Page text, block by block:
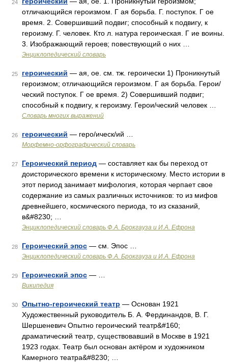
24
отличающийся героизмом. Г ая борьба. Г. поступок. Г ое
время. 2. Совершивший подвиг; способный к подвигу, к
героизму. Г. человек. Кто л. натура героическая. Г ие воины.
3. Изображающий героев; повествующий о них …
Энциклопедический словарь
25 героический — ая, ое. см. тж. героически 1) Проникнутый
героизмом; отличающийся героизмом. Г ая борьба. Герои/
ческий поступок. Г ое время. 2) Совершивший подвиг;
способный к подвигу, к героизму. Герои/ческий человек …
Словарь многих выражений
26 героический — геро/ическ/ий …
Морфемно-орфографический словарь
27 Героический период — составляет как бы переход от
доисторического времени к историческому. Место истории в
этот период занимает мифология, которая черпает свое
содержание из самых различных источников: то из мифов
древнейшего, космического периода, то из сказаний,
в&#8230; …
Энциклопедический словарь Ф.А. Брокгауза и И.А. Ефрона
28 Героический эпос — см. Эпос …
Энциклопедический словарь Ф.А. Брокгауза и И.А. Ефрона
29 Героический эпос — …
Википедия
30 Опытно-героический театр — Основан 1921
Художественный руководитель Б. А. Фердинандов, В. Г.
Шершеневич Опытно героический театр&#160;
драматический театр, существовавший в Москве в 1921
1923 годах. Театр был основан актёром и художником
Камерного театра&#8230; …